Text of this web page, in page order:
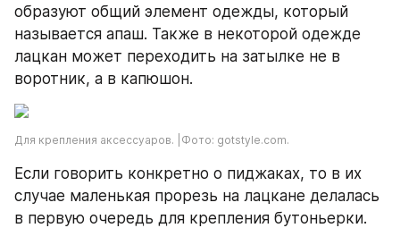
образуют общий элемент одежды, который
называется апаш. Также в некоторой одежде
лацкан может переходить на затылке не в
воротник, а в капюшон.
Для крепления аксессуаров. |Фото: gotstyle.com.
Если говорить конкретно о пиджаках, то в их
случае маленькая прорезь на лацкане делалась
в первую очередь для крепления бутоньерки.